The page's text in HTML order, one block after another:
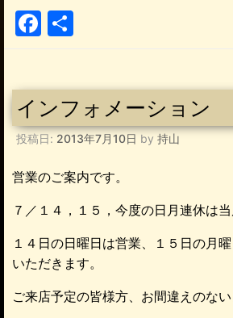
F
e
b
o
o
k
インフォメーション
投稿日: 2013年7月10日 by 持山
営業のご案内です。
７／１４，１５，今度の日月連休は当
１４日の日曜日は営業、１５日の月
いただきます。
ご来店予定の皆様方、お間違えのない